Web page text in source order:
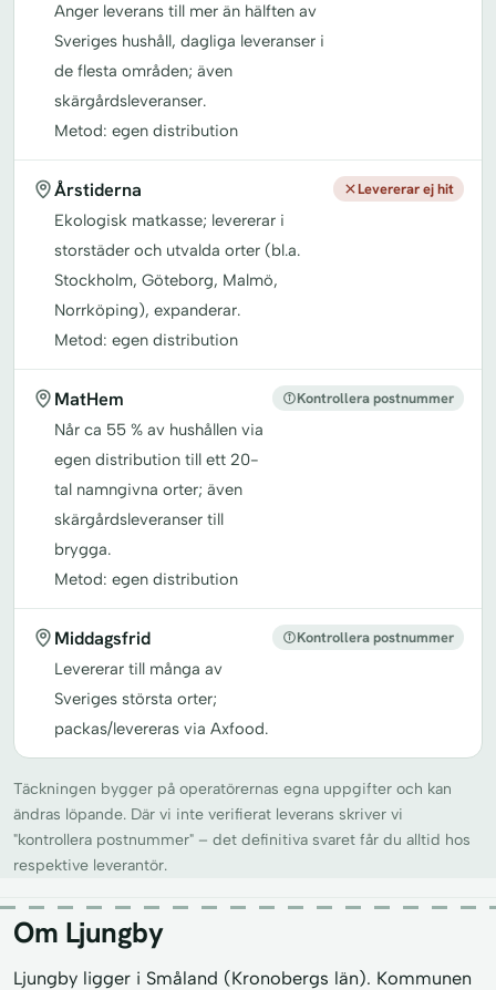
Anger leverans till mer än hälften av
Sveriges hushåll, dagliga leveranser i
de flesta områden; även
skärgårdsleveranser.
Metod: egen distribution
Årstiderna
Ekologisk matkasse; levererar i
storstäder och utvalda orter (bl.a.
Stockholm, Göteborg, Malmö,
Norrköping), expanderar.
Metod: egen distribution
Levererar ej hit
MatHem
Når ca 55 % av hushållen via
egen distribution till ett 20-
tal namngivna orter; även
skärgårdsleveranser till
brygga.
Metod: egen distribution
Kontrollera postnummer
Middagsfrid
Levererar till många av
Sveriges största orter;
packas/levereras via Axfood.
Kontrollera postnummer
Täckningen bygger på operatörernas egna uppgifter och kan
ändras löpande. Där vi inte verifierat leverans skriver vi
"kontrollera postnummer" – det definitiva svaret får du alltid hos
respektive leverantör.
Om Ljungby
Ljungby ligger i Småland (Kronobergs län). Kommunen